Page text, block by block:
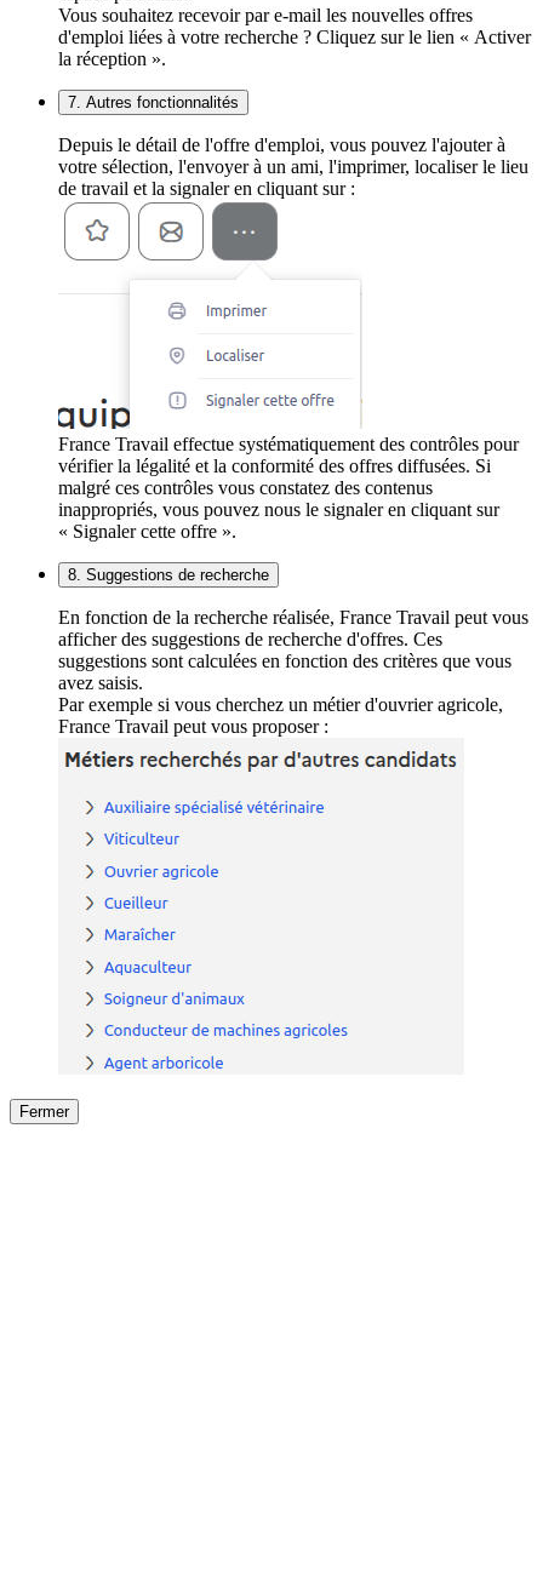
Vous souhaitez recevoir par e-mail les nouvelles offres
d'emploi liées à votre recherche ? Cliquez sur le lien « Activer
la réception ».
7. Autres fonctionnalités
Depuis le détail de l'offre d'emploi, vous pouvez l'ajouter à
votre sélection, l'envoyer à un ami, l'imprimer, localiser le lieu
de travail et la signaler en cliquant sur :
France Travail effectue systématiquement des contrôles pour
vérifier la légalité et la conformité des offres diffusées. Si
malgré ces contrôles vous constatez des contenus
inappropriés, vous pouvez nous le signaler en cliquant sur
« Signaler cette offre ».
8. Suggestions de recherche
En fonction de la recherche réalisée, France Travail peut vous
afficher des suggestions de recherche d'offres. Ces
suggestions sont calculées en fonction des critères que vous
avez saisis.
Par exemple si vous cherchez un métier d'ouvrier agricole,
France Travail peut vous proposer :
Fermer